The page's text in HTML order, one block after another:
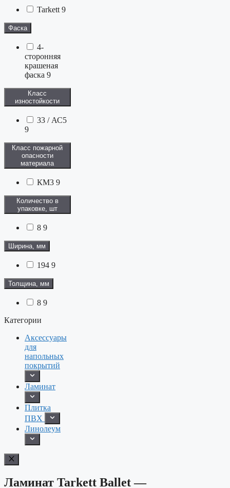
Tarkett 9
Фаска
4-
сторонняя
крашеная
фаска 9
Класс
изностойкости
33 / АС5
9
Класс пожарной
опасности
материала
КМ3 9
Количество в
упаковке, шт
8 9
Ширина, мм
194 9
Толщина, мм
8 9
Категории
Аксессуары
для
напольных
покрытий
Ламинат
Плитка
ПВХ
Линолеум
Ламинат Tarkett Ballet —